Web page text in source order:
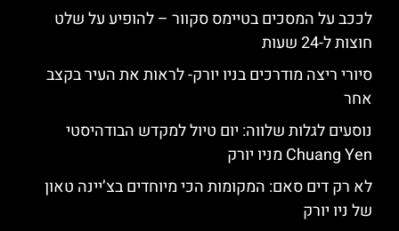
לככב על המסכים בטיימס סקוור – להופיע על שלט
חוצות ל-24 שעות
סיורי ריצה מודרכים בניו יורק- לראות את העיר בקצב
אחר
נוסעים לגלות שלווה: יום טיול למקדש הבודהיסטי
Chuang Yen מניו יורק
לא רק דים סאם: המקומות הכי מיוחדים בצ’יינה טאון
של ניו יורק